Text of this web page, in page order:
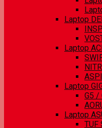
Laptop
Laptop
Laptop
G5 /
Laptop
TUF